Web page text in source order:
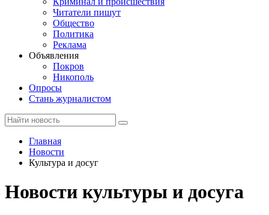
Читатели пишут
Общество
Политика
Реклама
Объявления
Покров
Никополь
Опросы
Стань журналистом
Главная
Новости
Культура и досуг
Новости культуры и досуга